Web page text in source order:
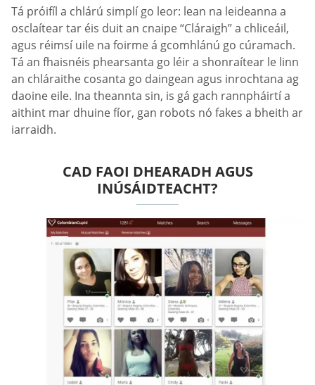
Tá próifíl a chlárú simplí go leor: lean na leideanna a
osclaítear tar éis duit an cnaipe “Cláraigh” a chliceáil,
agus réimsí uile na foirme á gcomhlánú go cúramach.
Tá an fhaisnéis phearsanta go léir a shonraítear le linn
an chláraithe cosanta go daingean agus inrochtana ag
daoine eile. Ina theannta sin, is gá gach rannpháirtí a
aithint mar dhuine fíor, gan robots nó fakes a bheith ar
iarraidh.
CAD FAOI DHEARADH AGUS
INÚSÁIDTEACHT?